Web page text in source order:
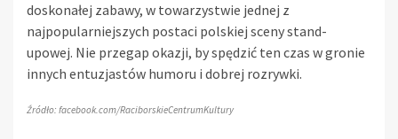
doskonałej zabawy, w towarzystwie jednej z
najpopularniejszych postaci polskiej sceny stand-
upowej. Nie przegap okazji, by spędzić ten czas w gronie
innych entuzjastów humoru i dobrej rozrywki.
Źródło: facebook.com/RaciborskieCentrumKultury